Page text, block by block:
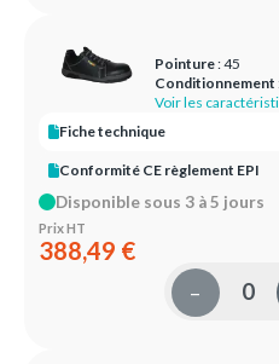
Pointure: 45
Conditionnement
Voir les
Fiche technique
Conformité CE règlement EPI
Disponible sous 3 à 5 jours
Prix HT
388,49 €
–